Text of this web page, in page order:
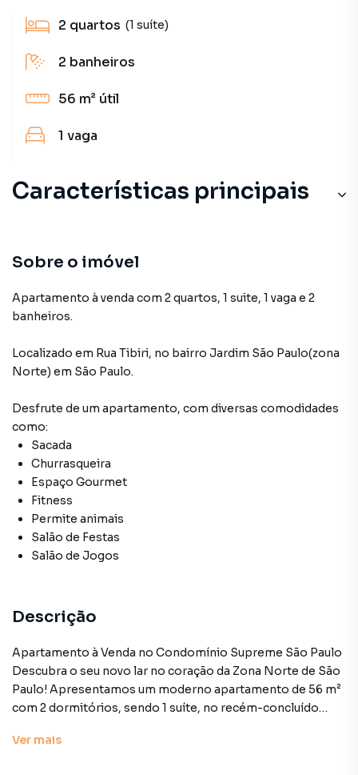
2 quartos (1 suíte)
2 banheiros
56 m² útil
1 vaga
Características principais
Sobre o imóvel
Apartamento à venda com 2 quartos, 1 suite, 1 vaga e 2
banheiros.
Localizado em Rua Tibiri, no bairro Jardim São Paulo(zona
Norte) em São Paulo.
Desfrute de um apartamento, com diversas comodidades
como:
Sacada
Churrasqueira
Espaço Gourmet
Fitness
Permite animais
Salão de Festas
Salão de Jogos
Descrição
Apartamento à Venda no Condomínio Supreme São Paulo
Descubra o seu novo lar no coração da Zona Norte de São
Paulo! Apresentamos um moderno apartamento de 56 m²
com 2 dormitórios, sendo 1 suíte, no recém-concluído
60, Jardim São Paulo. Este empreendimento oferece o
Ver mais